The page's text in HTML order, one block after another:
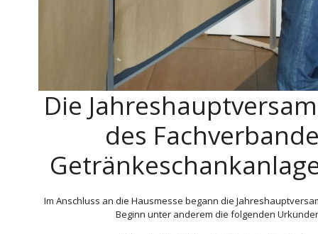
Die
des
Im Anschluss an die Hausmesse begann die
Beginn unter anderem die folgenden